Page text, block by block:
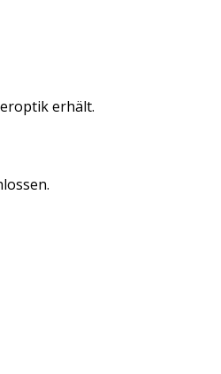
erhält.